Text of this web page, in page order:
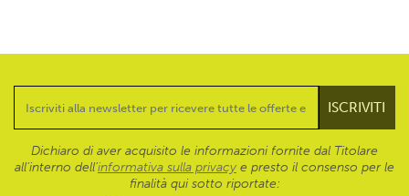
Dichiaro di aver acquisito le informazioni fornite dal Titolare
all’interno dell'informativa sulla privacy e presto il consenso per le
finalità qui sotto riportate: